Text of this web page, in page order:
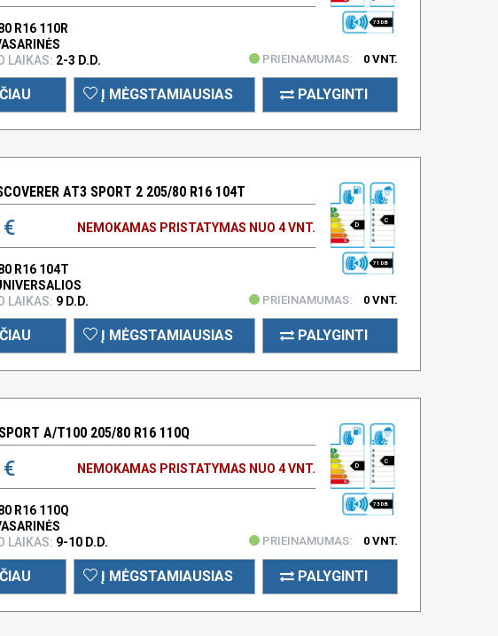
73 DB
R16 110R
LAIKAS: 2-3 D.D. PRIEINAMUMAS: 0 VNT.
Į MĖGSTAMIAUSIAS PALYGINTI
AT3 SPORT 2 205/80 R16 104T
NEMOKAMAS PRISTATYMAS NUO 4 VNT. D
C
71 DB
R16 104T
LAIKAS: 9 D.D. PRIEINAMUMAS: 0 VNT.
Į MĖGSTAMIAUSIAS PALYGINTI
A/T100 205/80 R16 110Q
NEMOKAMAS PRISTATYMAS NUO 4 VNT. D
C
73 DB
R16 110Q
LAIKAS: 9-10 D.D. PRIEINAMUMAS: 0 VNT.
Į MĖGSTAMIAUSIAS PALYGINTI